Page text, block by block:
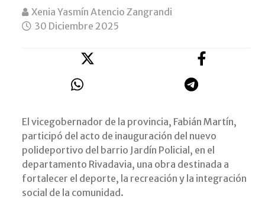
Xenia Yasmín Atencio Zangrandi
30 Diciembre 2025
El vicegobernador de la provincia, Fabián Martín,
participó del acto de inauguración del nuevo
polideportivo del barrio Jardín Policial, en el
departamento Rivadavia, una obra destinada a
fortalecer el deporte, la recreación y la integración
social de la comunidad.